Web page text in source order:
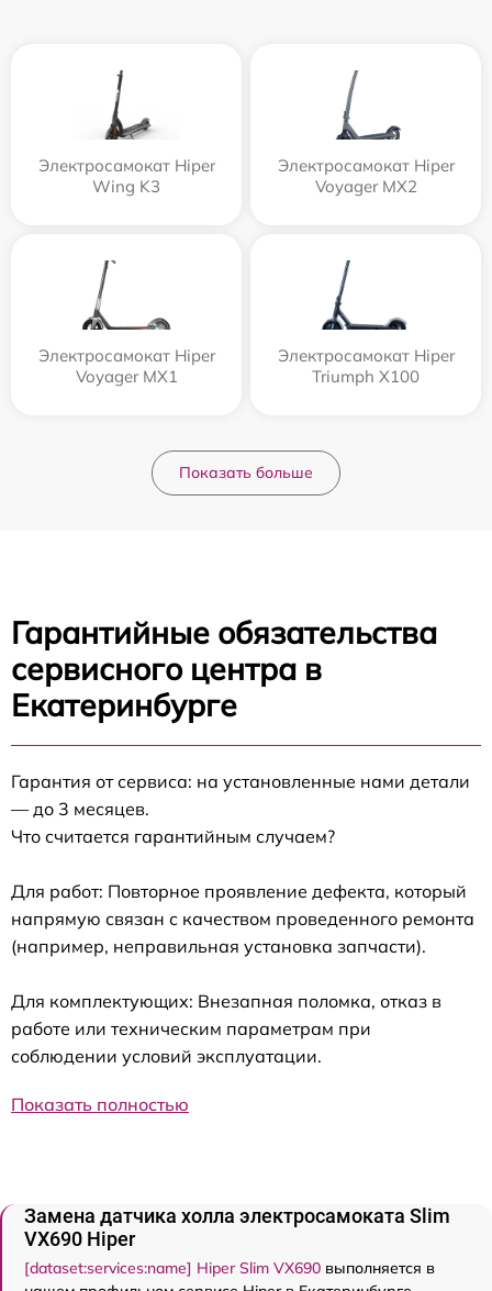
Электросамокат Hiper
Wing K3
Электросамокат Hiper
Voyager MX2
Электросамокат Hiper
Voyager MX1
Электросамокат Hiper
Triumph X100
Показать больше
Гарантийные обязательства
сервисного центра в
Екатеринбурге
Гарантия от сервиса: на установленные нами детали
— до 3 месяцев.
Что считается гарантийным случаем?
Для работ: Повторное проявление дефекта, который
напрямую связан с качеством проведенного ремонта
(например, неправильная установка запчасти).
Для комплектующих: Внезапная поломка, отказ в
работе или техническим параметрам при
соблюдении условий эксплуатации.
Показать полностью
Замена датчика холла электросамоката Slim
VX690 Hiper
[dataset:services:name] Hiper Slim VX690 выполняется в